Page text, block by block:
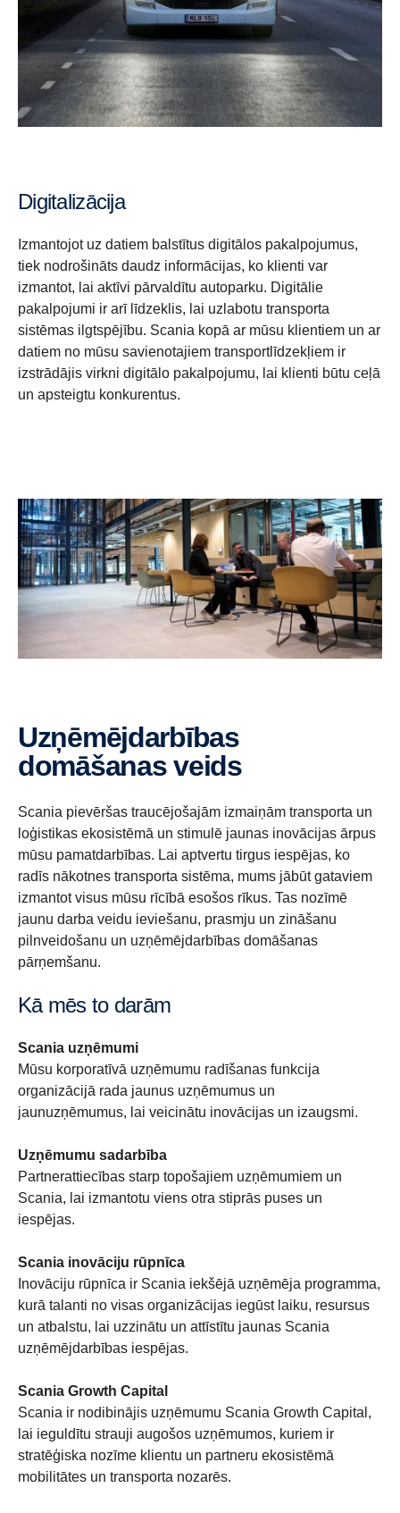
Digitalizācija
Izmantojot uz datiem balstītus digitālos pakalpojumus,
tiek nodrošināts daudz informācijas, ko klienti var
izmantot, lai aktīvi pārvaldītu autoparku. Digitālie
pakalpojumi ir arī līdzeklis, lai uzlabotu transporta
sistēmas ilgtspējību. Scania kopā ar mūsu klientiem un ar
datiem no mūsu savienotajiem transportlīdzekļiem ir
izstrādājis virkni digitālo pakalpojumu, lai klienti būtu ceļā
un apsteigtu konkurentus.
Uzņēmējdarbības
domāšanas veids
Scania pievēršas traucējošajām izmaiņām transporta un
loģistikas ekosistēmā un stimulē jaunas inovācijas ārpus
mūsu pamatdarbības. Lai aptvertu tirgus iespējas, ko
radīs nākotnes transporta sistēma, mums jābūt gataviem
izmantot visus mūsu rīcībā esošos rīkus. Tas nozīmē
jaunu darba veidu ieviešanu, prasmju un zināšanu
pilnveidošanu un uzņēmējdarbības domāšanas
pārņemšanu.
Kā mēs to darām
Scania uzņēmumi
Mūsu korporatīvā uzņēmumu radīšanas funkcija
organizācijā rada jaunus uzņēmumus un
jaunuzņēmumus, lai veicinātu inovācijas un izaugsmi.
Uzņēmumu sadarbība
Partnerattiecības starp topošajiem uzņēmumiem un
Scania, lai izmantotu viens otra stiprās puses un
iespējas.
Scania inovāciju rūpnīca
Inovāciju rūpnīca ir Scania iekšējā uzņēmēja programma,
kurā talanti no visas organizācijas iegūst laiku, resursus
un atbalstu, lai uzzinātu un attīstītu jaunas Scania
uzņēmējdarbības iespējas.
Scania Growth Capital
Scania ir nodibinājis uzņēmumu Scania Growth Capital,
lai ieguldītu strauji augošos uzņēmumos, kuriem ir
stratēģiska nozīme klientu un partneru ekosistēmā
mobilitātes un transporta nozarēs.